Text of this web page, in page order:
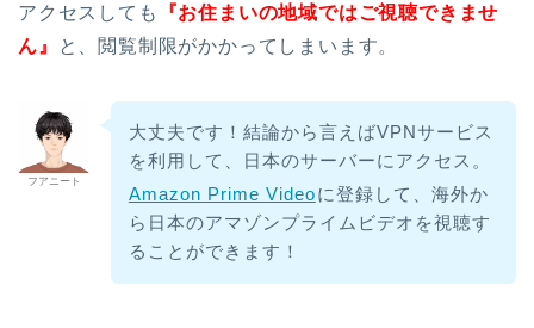
アクセスしても
『お住まいの地域ではご視聴できませ
ん』
と、閲覧制限がかかってしまいます。
フアニート
大丈夫です！結論から言えばVPNサービス
を利用して、日本のサーバーにアクセス。
Amazon Prime Videoに登録して、海外か
ら日本のアマゾンプライムビデオを視聴す
ることができます！